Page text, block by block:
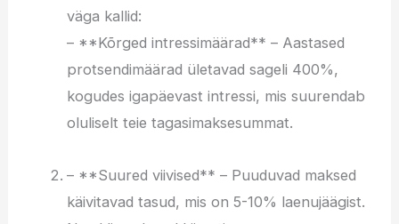
väga kallid:
– **Kõrged intressimäärad** – Aastased
protsendimäärad ületavad sageli 400%,
kogudes igapäevast intressi, mis suurendab
oluliselt teie tagasimaksesummat.
– **Suured viivised** – Puuduvad maksed
käivitavad tasud, mis on 5-10% laenujäägist.